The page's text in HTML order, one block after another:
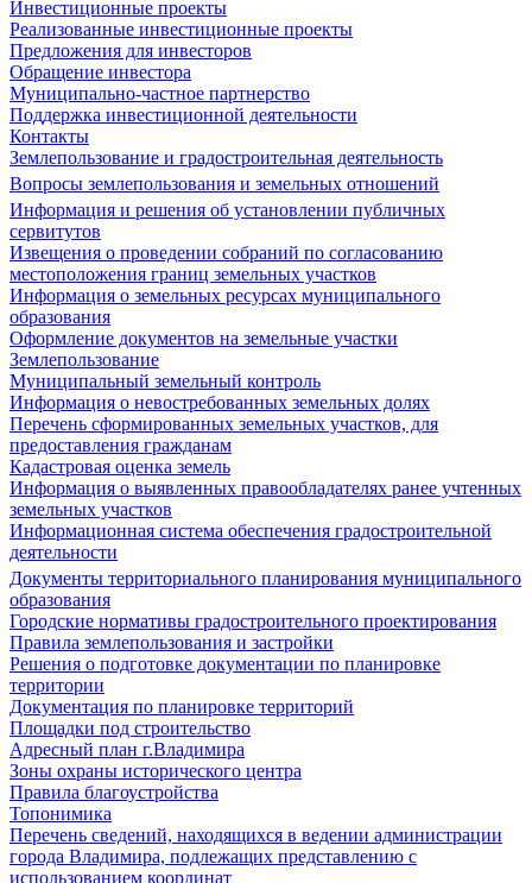
Инвестиционные проекты
Реализованные инвестиционные проекты
Предложения для инвесторов
Обращение инвестора
Муниципально-частное партнерство
Поддержка инвестиционной деятельности
Контакты
Землепользование и градостроительная деятельность
Вопросы землепользования и земельных отношений
Информация и решения об установлении публичных
сервитутов
Извещения о проведении собраний по согласованию
местоположения границ земельных участков
Информация о земельных ресурсах муниципального
образования
Оформление документов на земельные участки
Землепользование
Муниципальный земельный контроль
Информация о невостребованных земельных долях
Перечень сформированных земельных участков, для
предоставления гражданам
Кадастровая оценка земель
Информация о выявленных правообладателях ранее учтенных
земельных участков
Информационная система обеспечения градостроительной
деятельности
Документы территориального планирования муниципального
образования
Городские нормативы градостроительного проектирования
Правила землепользования и застройки
Решения о подготовке документации по планировке
территории
Документация по планировке территорий
Площадки под строительство
Адресный план г.Владимира
Зоны охраны исторического центра
Правила благоустройства
Топонимика
Перечень сведений, находящихся в ведении администрации
города Владимира, подлежащих представлению с
использованием координат